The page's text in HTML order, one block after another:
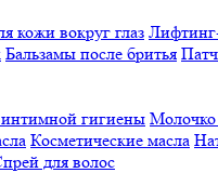
кожи вокруг глаз
Бальзамы после бритья
интимной гигиены Молочко
Косметические масла
для волос